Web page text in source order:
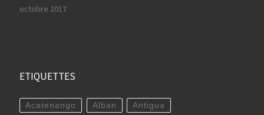
octobre 2017
ETIQUETTES
Acatenango Alban Antigua